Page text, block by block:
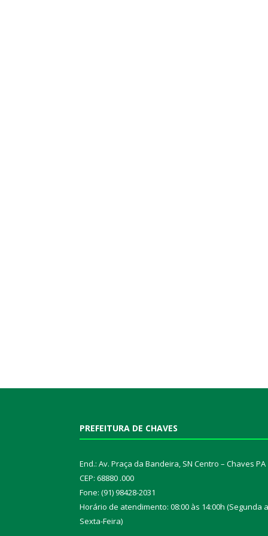
PREFEITURA DE CHAVES
End.: Av. Praça da Bandeira, SN Centro – Chaves PA
CEP: 68880 .000
Fone: (91) 98428-2031
Horário de atendimento: 08:00 às 14:00h (Segunda a
Sexta-Feira)